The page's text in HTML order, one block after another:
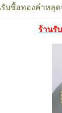
บซื้อทองคำหลุ
ร้านรั